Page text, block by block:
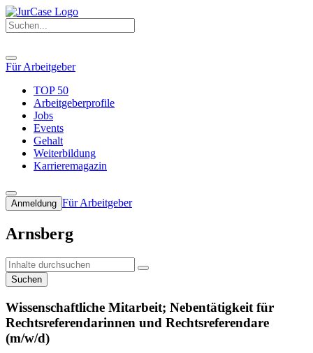
Für Arbeitgeber
TOP 50
Arbeitgeberprofile
Jobs
Events
Gehalt
Weiterbildung
Karrieremagazin
Anmeldung Für Arbeitgeber
Arnsberg
Suchen
Wissenschaftliche Mitarbeit; Nebentätigkeit für
Rechtsreferendarinnen und Rechtsreferendare
(m/w/d)